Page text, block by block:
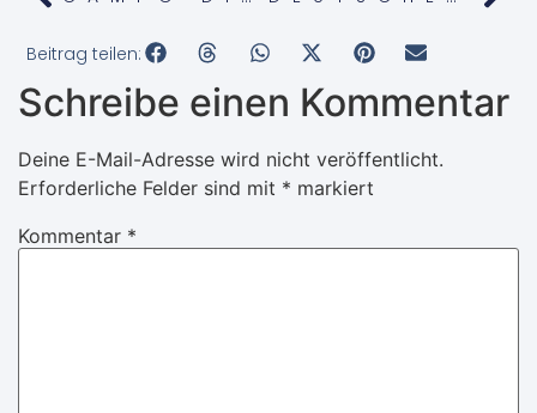
Beitrag teilen:
Schreibe einen Kommentar
Deine E-Mail-Adresse wird nicht veröffentlicht.
Erforderliche Felder sind mit * markiert
Kommentar *